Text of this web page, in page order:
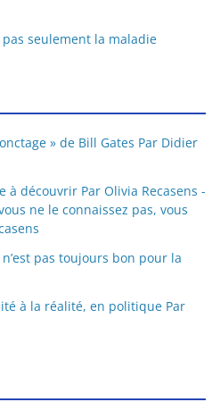
seulement la maladie
» de Bill Gates Par Didier
à découvrir Par Olivia Recasens -
ne le connaissez pas, vous
pas toujours bon pour la
à la réalité, en politique Par